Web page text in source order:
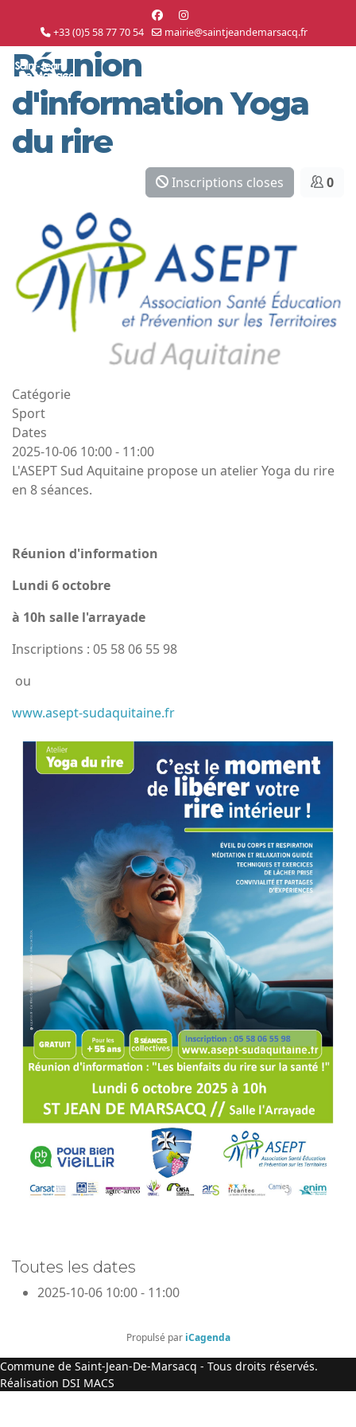
+33 (0)5 58 77 70 54 mairie@saintjeandemarsacq.fr
Réunion
d'information Yoga
du rire
Inscriptions closes 0
Catégorie
Sport
Dates
2025-10-06 10:00- 11:00
L'ASEPT Sud Aquitaine propose un atelier Yoga du rire
en 8 séances.
Réunion d'information
Lundi 6 octobre
à 10h salle l'arrayade
Inscriptions : 05 58 06 55 98
ou
www.asept-sudaquitaine.fr
Toutes les dates
2025-10-06 10:00 - 11:00
Propulsé par iCagenda
Commune de Saint-Jean-De-Marsacq - Tous droits réservés.
Réalisation DSI MACS